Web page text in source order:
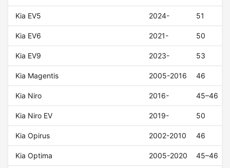
Kia EV5 2024- 51
Kia EV6 2021- 50
Kia EV9 2023- 53
Kia Magentis 2005-2016 46
Kia Niro 2016- 45–46
Kia Niro EV 2019- 50
Kia Opirus 2002-2010 46
Kia Optima 2005-2020 45–46